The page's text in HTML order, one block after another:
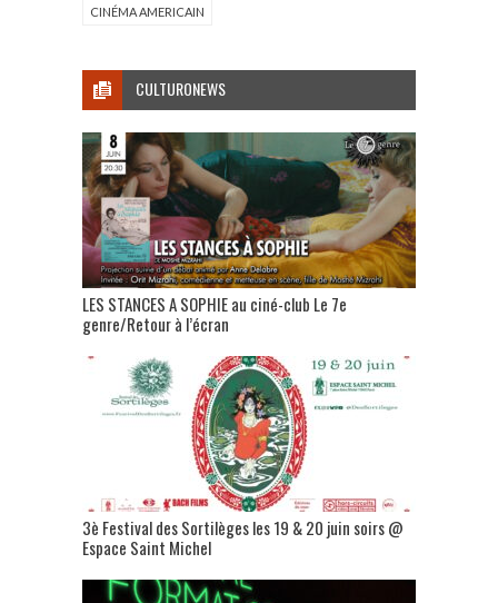
CINÉMA AMERICAIN
CULTURONEWS
LES STANCES A SOPHIE au ciné-club Le 7e
genre/Retour à l’écran
3è Festival des Sortilèges les 19 & 20 juin soirs @
Espace Saint Michel